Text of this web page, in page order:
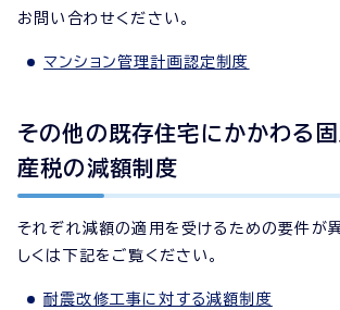
お問い合わせください。
マンション管理計画認定制度
その他の既存住宅にかかわる
産税の減額制度
それぞれ減額の適用を受けるための要件が
しくは下記をご覧ください。
耐震改修工事に対する減額制度